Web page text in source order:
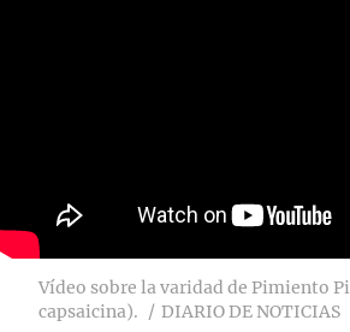
Vídeo sobre la varidad de Pimiento
capsaicina).
DIARIO DE NOTICIAS